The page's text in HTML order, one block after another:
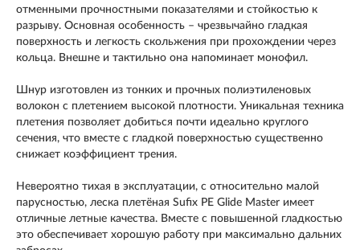
отменными прочностными показателями и стойкостью к
разрыву. Основная особенность – чрезвычайно гладкая
поверхность и легкость скольжения при прохождении через
кольца. Внешне и тактильно она напоминает монофил.
Шнур изготовлен из тонких и прочных полиэтиленовых
волокон с плетением высокой плотности. Уникальная техника
плетения позволяет добиться почти идеально круглого
сечения, что вместе с гладкой поверхностью существенно
снижает коэффициент трения.
Невероятно тихая в эксплуатации, с относительно малой
парусностью, леска плетёная Sufix PE Glide Master имеет
отличные летные качества. Вместе с повышенной гладкостью
это обеспечивает хорошую работу при максимально дальних